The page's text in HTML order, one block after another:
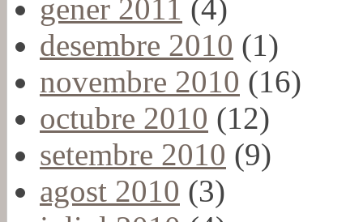
gener 2011 (4)
desembre 2010 (1)
novembre 2010 (16)
octubre 2010 (12)
setembre 2010 (9)
agost 2010 (3)